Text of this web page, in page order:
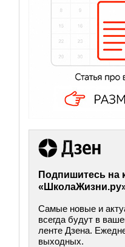
Подпишитесь на
Самые новые и
всегда будут в
ленте Дзена.
выходных.